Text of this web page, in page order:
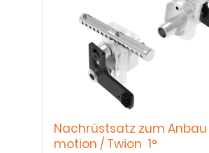
Nachrüstsatz zum
motion / Twion 1°